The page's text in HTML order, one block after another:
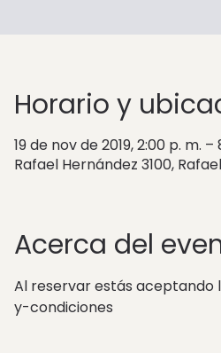
Horario y
19 de nov de 2019, 2:00 p. m. –
Rafael Hernández 3100,
Acerca del
Al reservar estás
y-condiciones